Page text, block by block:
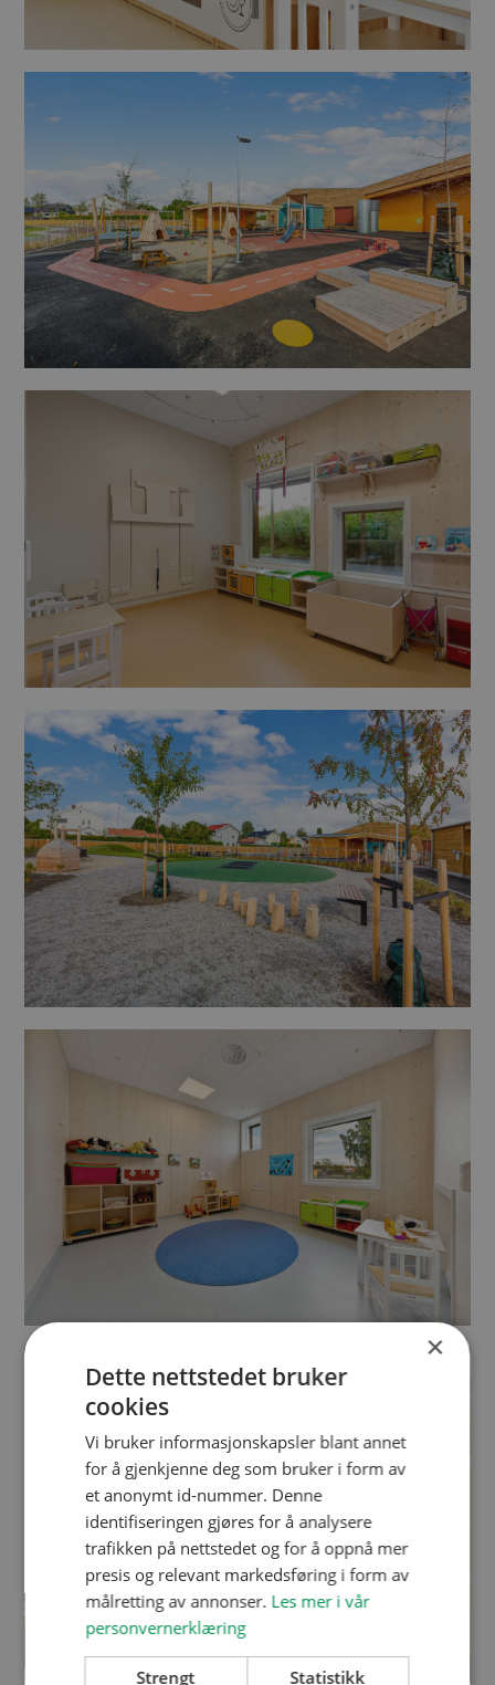
×
Dette nettstedet bruker
cookies
Vi bruker informasjonskapsler blant annet
for å gjenkjenne deg som bruker i form av
et anonymt id-nummer. Denne
identifiseringen gjøres for å analysere
trafikken på nettstedet og for å oppnå mer
presis og relevant markedsføring i form av
målretting av annonser. Les mer i vår
personvernerklæring
Strengt
Statistikk